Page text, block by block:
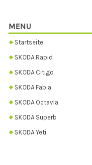
MENU
Startseite
SKODA Rapid
SKODA Citigo
SKODA Fabia
SKODA Octavia
SKODA Superb
SKODA Yeti